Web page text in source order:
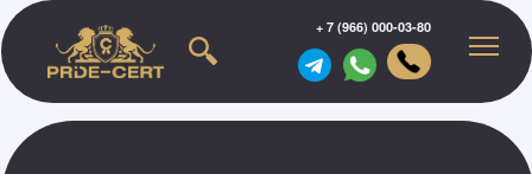
+ 7 (966) 000-03-80